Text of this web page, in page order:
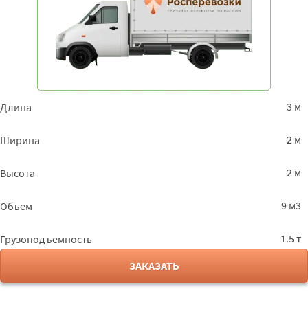
Длина 3 м
Ширина 2 м
Высота 2 м
Объем 9 м3
Грузоподъемность
1.5 т
ЗАКАЗАТЬ